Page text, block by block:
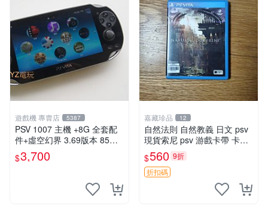
遊戲機 專賣店 5387
PSV 1007 主機 +8G 全套配
件+虛空幻界 3.69版本 85成
新 PS Vita1007 一年保修
$3,700
嘉藏珍品 12
自然法則 自然教義 日文 psv
現貨索尼 psv 游戲卡帶 卡盒
無損 版本外版 功能正常讀卡
關于質量：為避免糾紛，鑒寶
專家，收藏家和較真黨自行繞
$560 9折
折扣碼